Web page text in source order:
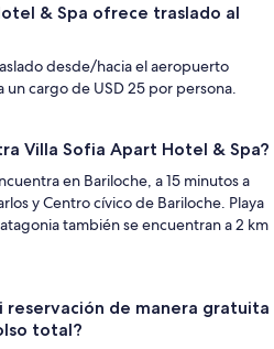
& Spa ofrece traslado al
desde/hacia el aeropuerto
un cargo de USD 25 por persona.
Villa Sofia Apart Hotel & Spa?
en Bariloche, a 15 minutos a
y Centro cívico de Bariloche. Playa
también se encuentran a 2 km
reservación de manera gratuita
total?